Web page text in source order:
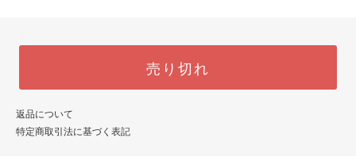
売り切れ
返品について
特定商取引法に基づく表記